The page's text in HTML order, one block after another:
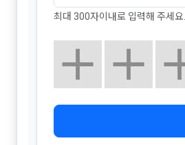
최대 300자이내로 입력해 주세요.